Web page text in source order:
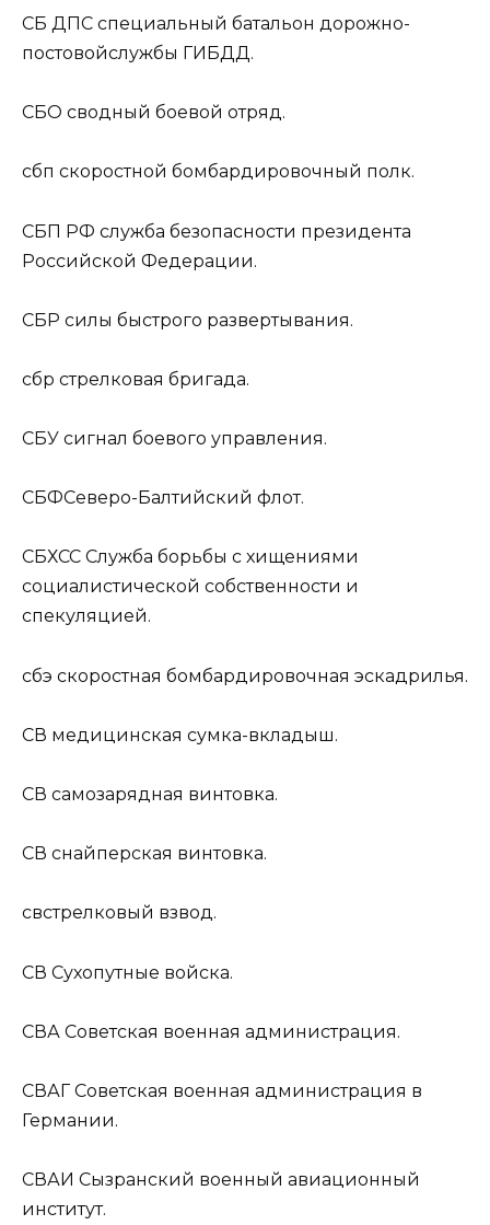
СБ ДПС специальный батальон дорожно-
постовойслужбы ГИБДД.
СБО сводный боевой отряд.
сбп скоростной бомбардировочный полк.
СБП РФ служба безопасности президента
Российской Федерации.
СБР силы быстрого развертывания.
сбр стрелковая бригада.
СБУ сигнал боевого управления.
СБФСеверо-Балтийский флот.
СБХСС Служба борьбы с хищениями
социалистической собственности и
спекуляцией.
сбэ скоростная бомбардировочная эскадрилья.
СВ медицинская сумка-вкладыш.
СВ самозарядная винтовка.
СВ снайперская винтовка.
свстрелковый взвод.
СВ Cухопутные войска.
СВА Советская военная администрация.
СВАГ Советская военная администрация в
Германии.
СВАИ Сызранский военный авиационный
институт.